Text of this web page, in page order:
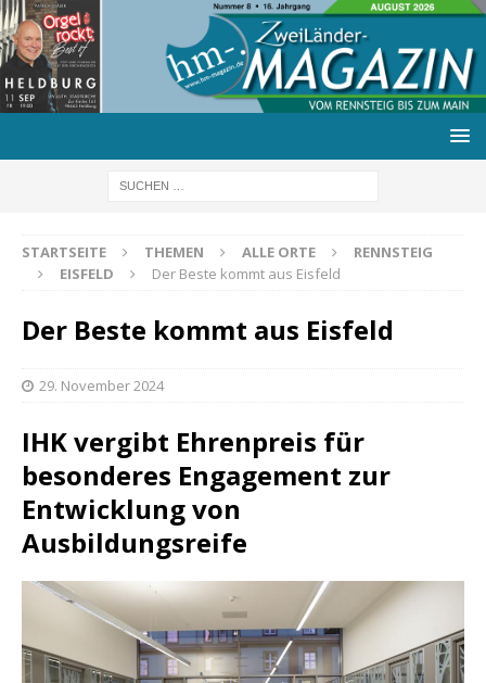
STARTSEITE THEMEN ALLE ORTE
RENNSTEIG
EISFELD
Der Beste kommt aus Eisfeld
Der Beste kommt aus Eisfeld
29. November 2024
IHK vergibt Ehrenpreis für
besonderes Engagement zur
Entwicklung von
Ausbildungsreife